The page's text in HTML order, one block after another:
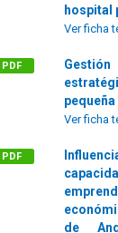
hospital
Ver ficha
PDF
Ver ficha
PDF
de